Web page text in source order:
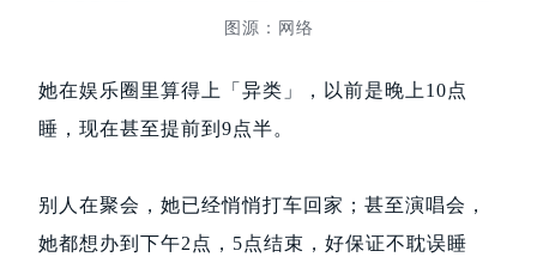
图源：网络
她在娱乐圈里算得上「异类」，以前是晚上10点
睡，现在甚至提前到9点半。
别人在聚会，她已经悄悄打车回家；甚至演唱会，
她都想办到下午2点，5点结束，好保证不耽误睡